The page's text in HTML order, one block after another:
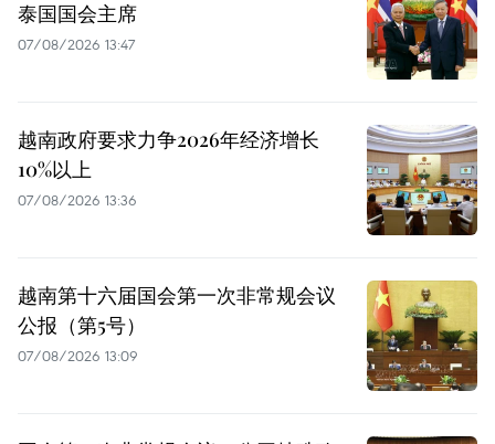
泰国国会主席
07/08/2026 13:47
越南政府要求力争2026年经济增长
10%以上
07/08/2026 13:36
越南第十六届国会第一次非常规会议
公报（第5号）
07/08/2026 13:09